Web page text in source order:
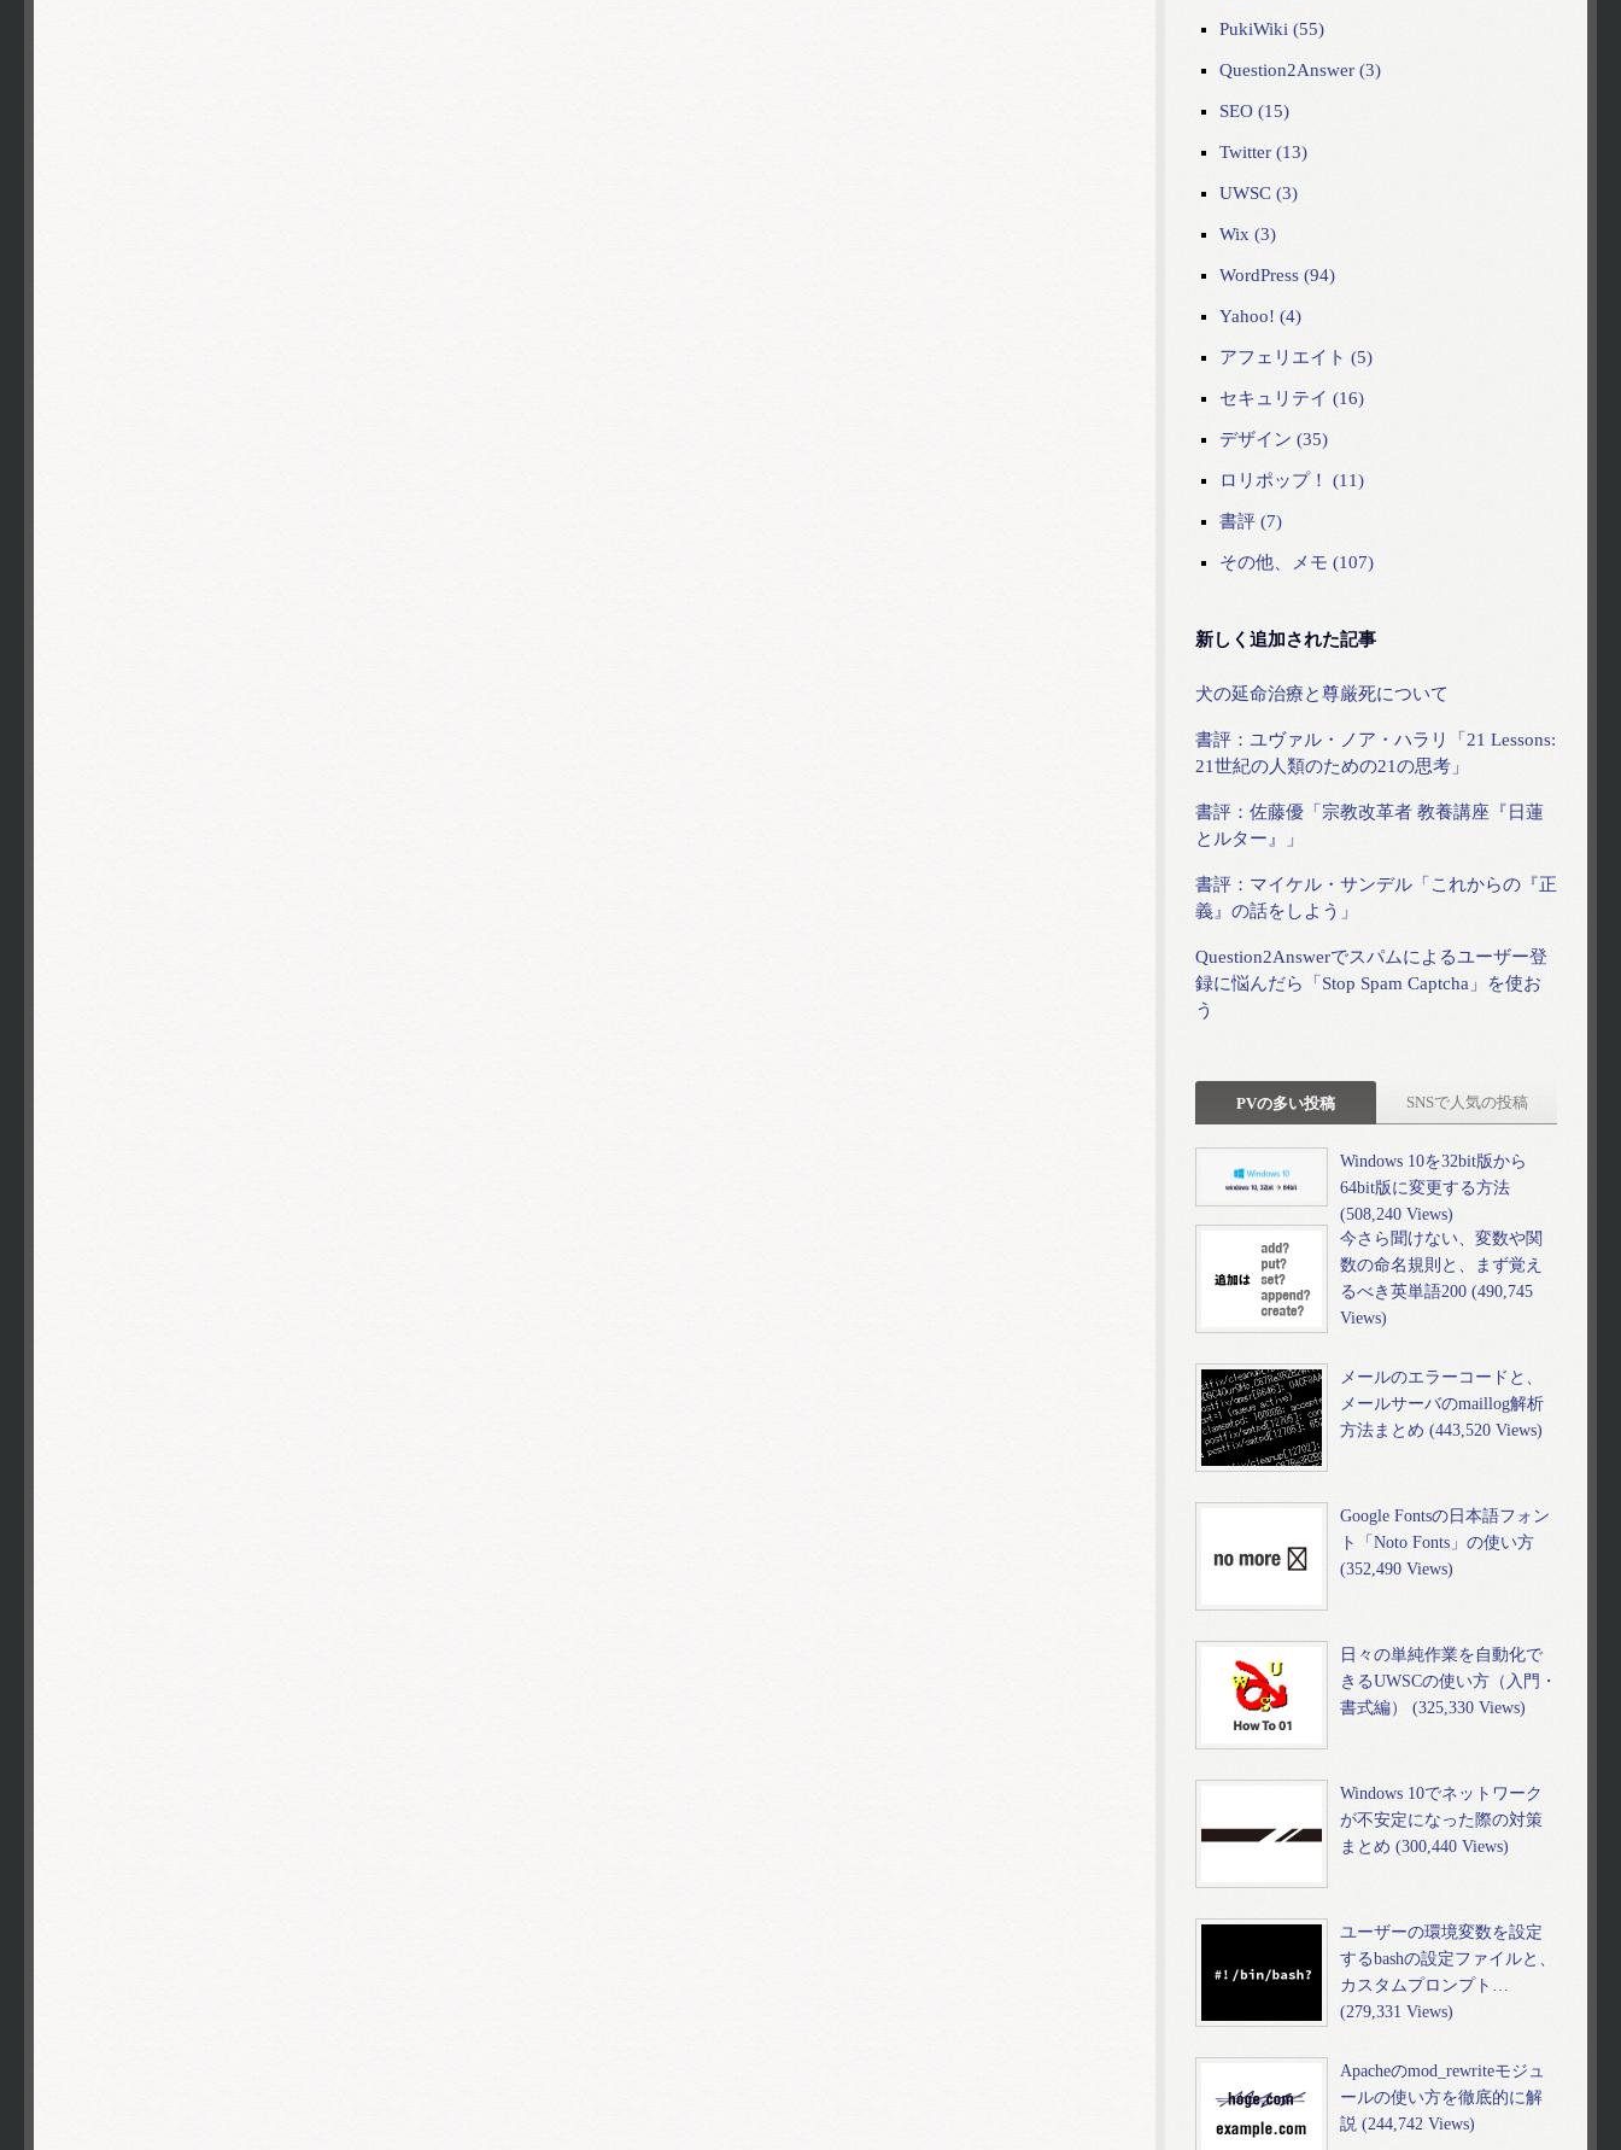
PukiWiki (55)
Question2Answer (3)
SEO (15)
Twitter (13)
UWSC (3)
Wix (3)
WordPress (94)
Yahoo! (4)
アフェリエイト (5)
セキュリテイ (16)
デザイン (35)
ロリポップ！ (11)
書評 (7)
その他、メモ (107)
新しく追加された記事
犬の延命治療と尊厳死について
書評：ユヴァル・ノア・ハラリ「21 Lessons:
21世紀の人類のための21の思考」
書評：佐藤優「宗教改革者 教養講座『日蓮
とルター』」
書評：マイケル・サンデル「これからの『正
義』の話をしよう」
Question2Answerでスパムによるユーザー登
録に悩んだら「Stop Spam Captcha」を使お
う
PVの多い投稿 SNSで人気の投稿
Windows 10を32bit版から
64bit版に変更する方法
(508,240 Views)
今さら聞けない、変数や関
数の命名規則と、まず覚え
るべき英単語200 (490,745
Views)
メールのエラーコードと、
メールサーバのmaillog解析
方法まとめ (443,520 Views)
Google Fontsの日本語フォン
ト「Noto Fonts」の使い方
(352,490 Views)
日々の単純作業を自動化で
きるUWSCの使い方（入門・
書式編） (325,330 Views)
Windows 10でネットワーク
が不安定になった際の対策
まとめ (300,440 Views)
ユーザーの環境変数を設定
するbashの設定ファイルと、
カスタムプロンプト…
(279,331 Views)
Apacheのmod_rewriteモジュ
ールの使い方を徹底的に解
説 (244,742 Views)